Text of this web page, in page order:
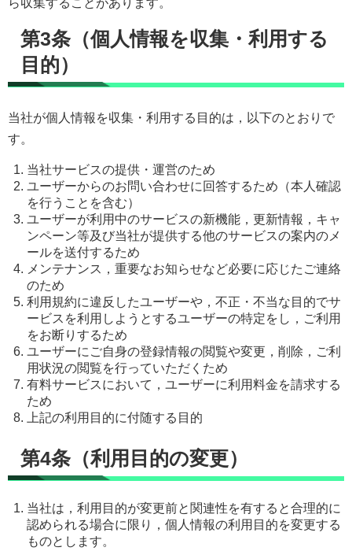
ら収集することがあります。
第3条（個人情報を収集・利用する
目的）
当社が個人情報を収集・利用する目的は，以下のとおりで
す。
当社サービスの提供・運営のため
ユーザーからのお問い合わせに回答するため（本人確認
を行うことを含む）
ユーザーが利用中のサービスの新機能，更新情報，キャ
ンペーン等及び当社が提供する他のサービスの案内のメ
ールを送付するため
メンテナンス，重要なお知らせなど必要に応じたご連絡
のため
利用規約に違反したユーザーや，不正・不当な目的でサ
ービスを利用しようとするユーザーの特定をし，ご利用
をお断りするため
ユーザーにご自身の登録情報の閲覧や変更，削除，ご利
用状況の閲覧を行っていただくため
有料サービスにおいて，ユーザーに利用料金を請求する
ため
上記の利用目的に付随する目的
第4条（利用目的の変更）
当社は，利用目的が変更前と関連性を有すると合理的に
認められる場合に限り，個人情報の利用目的を変更する
ものとします。